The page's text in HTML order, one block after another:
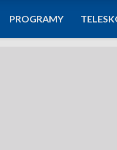
PROGRAMY